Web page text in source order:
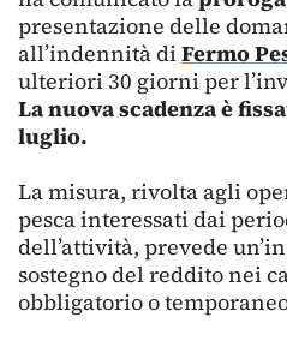
presentazione delle
all’indennità diFermo
ulteriori 30 giorni per
La nuova scadenza è
luglio.
La misura, rivolta agli
pesca interessati dai
dell’attività, prevede
sostegno del reddito nei
obbligatorio o